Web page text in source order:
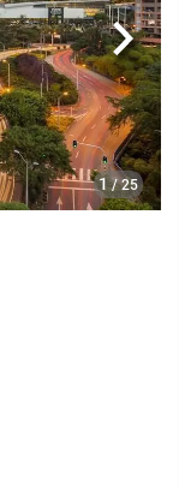
1 / 25